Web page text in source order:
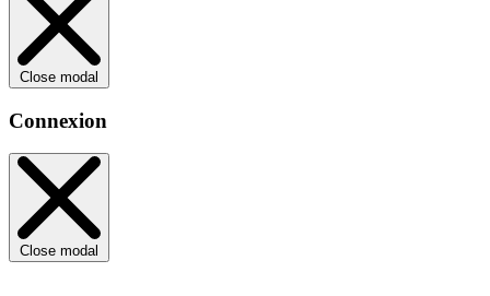
Close modal
Connexion
Close modal